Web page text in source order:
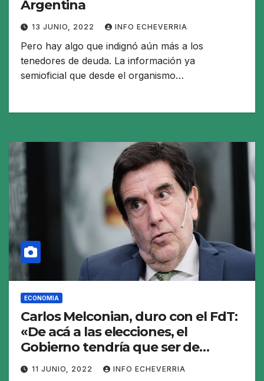
Argentina
13 JUNIO, 2022 INFO ECHEVERRIA
Pero hay algo que indignó aún más a los
tenedores de deuda. La información ya
semioficial que desde el organismo…
ECONOMIA
Carlos Melconian, duro con el FdT:
«De acá a las elecciones, el
Gobierno tendría que ser de
transición»
11 JUNIO, 2022 INFO ECHEVERRIA